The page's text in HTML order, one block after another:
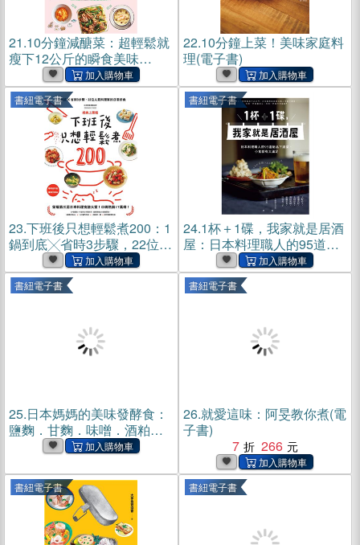
21.10分鐘減醣菜：超輕鬆就
瘦下12公斤的瞬食美味
152，健康減脂的三餐與常備
菜提案(電子書)
22.10分鐘上菜！美味家庭料
理(電子書)
書紐電子書
23.下班後只想輕鬆煮200：1
鍋到底╳省時3步驟，22位人
氣料理家的日常好食(電子書)
書紐電子書
24.1杯＋1碟，我家就是居酒
屋：日本料理職人的95道絕
品下酒菜，小食就有大滿足
(電子書)
書紐電子書
25.日本媽媽的美味發酵食：
鹽麴．甘麴．味噌．酒粕．
味醂，用天然的發酵調味烹
書紐電子書
26.就愛這味：阿旻教你煮(電
子書)
7
266
書紐電子書 書紐電子書